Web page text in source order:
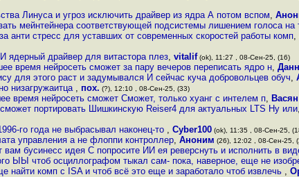
Линуса и угроз исключить драйвер из ядра А потом вспом,
мейнтейнера соответствующей подсистемы лишением голоса на
анти стресс для уставших от современных скоростей работы комп,
ядерный драйвер для витастора плез, vitalif(ok), 11:27 , 08-Сен-25, (16)
время нейросеть сможет за пару вечеров переписать ядро н,
для этого раст и задумывался И сейчас куча добровольцев обуч,
низагружаитца , пох. (?), 12:10 , 08-Сен-25, (33)
время нейросеть сможет Сможет, только хуанг с интелем п, Васян
портировать Шишкинскую Reiser4 для актуальных LTS Ну или,
го года не выбрасывал наконец-то , Cyber100 (ok), 11:35 , 08-Сен-25,
управления а не флоппи контроллер, Аноним (26), 12:02 , 08-Сен-25,
вам бусинесс идея С попросите ИИ ея реверснуть и исполнить в
ЫЫ чтоб осциллографом тыкал сам- пока, наверное, еще не
найти комп с ISA и чтоб всё это еще и заработало чтоб извлечь ,